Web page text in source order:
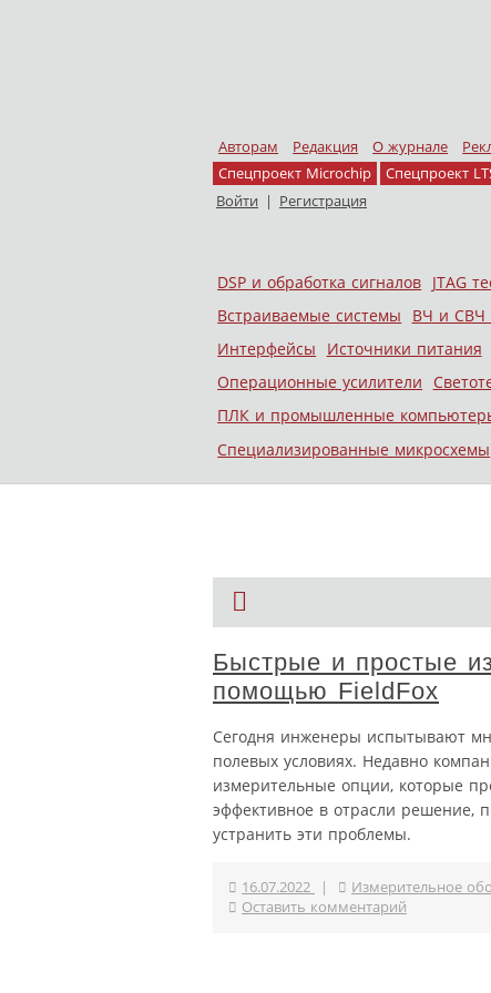
Авторам Редакция О журнале
Спецпроект Microchip
Спецпроект
Войти | Регистрация
Меню
Skip to content
DSP и обработка сигналов JTAG
Встраиваемые системы
ВЧ и СВЧ
Интерфейсы
Источники питания
Операционные усилители
ПЛК и промышленные
Специализированные микросхемы
Быстрые и простые
помощью FieldFox
Сегодня инженеры испытывают
полевых условиях. Недавно
измерительные опции, которые
эффективное в отрасли решение,
устранить эти проблемы.
16.07.2022 |
Измерительное
Оставить комментарий